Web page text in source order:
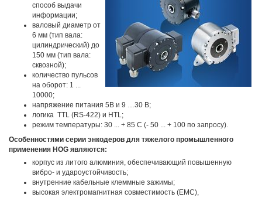
способ выдачи
информации;
валовый диаметр от
6 мм (тип вала:
цилиндрический) до
150 мм (тип вала:
сквозной);
количество пульсов
на оборот: 1 ...
10000;
напряжение питания 5В и 9 …30 В;
логика TTL (RS-422) и HTL;
режим температуры: 30 ... + 85 С (- 50 ... + 100 по запросу).
Особенностями серии энкодеров для тяжелого промышленного
применения HOG являются:
корпус из литого алюминия, обеспечивающий повышенную
вибро- и удароустойчивость;
внутренние кабельные клеммные зажимы;
высокая электромагнитная совместимость (EMC),